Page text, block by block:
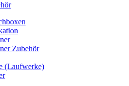
Zubehör
(Laufwerke)